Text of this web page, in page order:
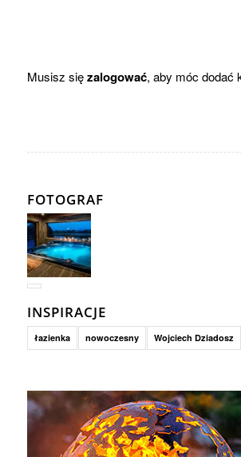
Musisz sięzalogować, aby móc dodać
FOTOGRAF
INSPIRACJE
łazienka nowoczesny Wojciech Dziadosz